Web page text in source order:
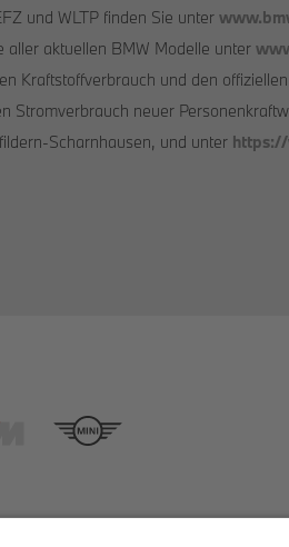
und WLTP finden Sie unter
aller aktuellen BMW Modelle unter
Kraftstoffverbrauch und den
neuer
Scharnhausen, und unter